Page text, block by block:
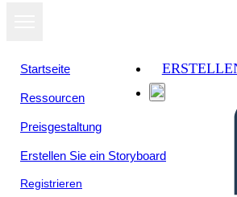
Startseite
Ressourcen
Preisgestaltung
Erstellen Sie ein Storyboard
Registrieren
Als Diashow
ansehen